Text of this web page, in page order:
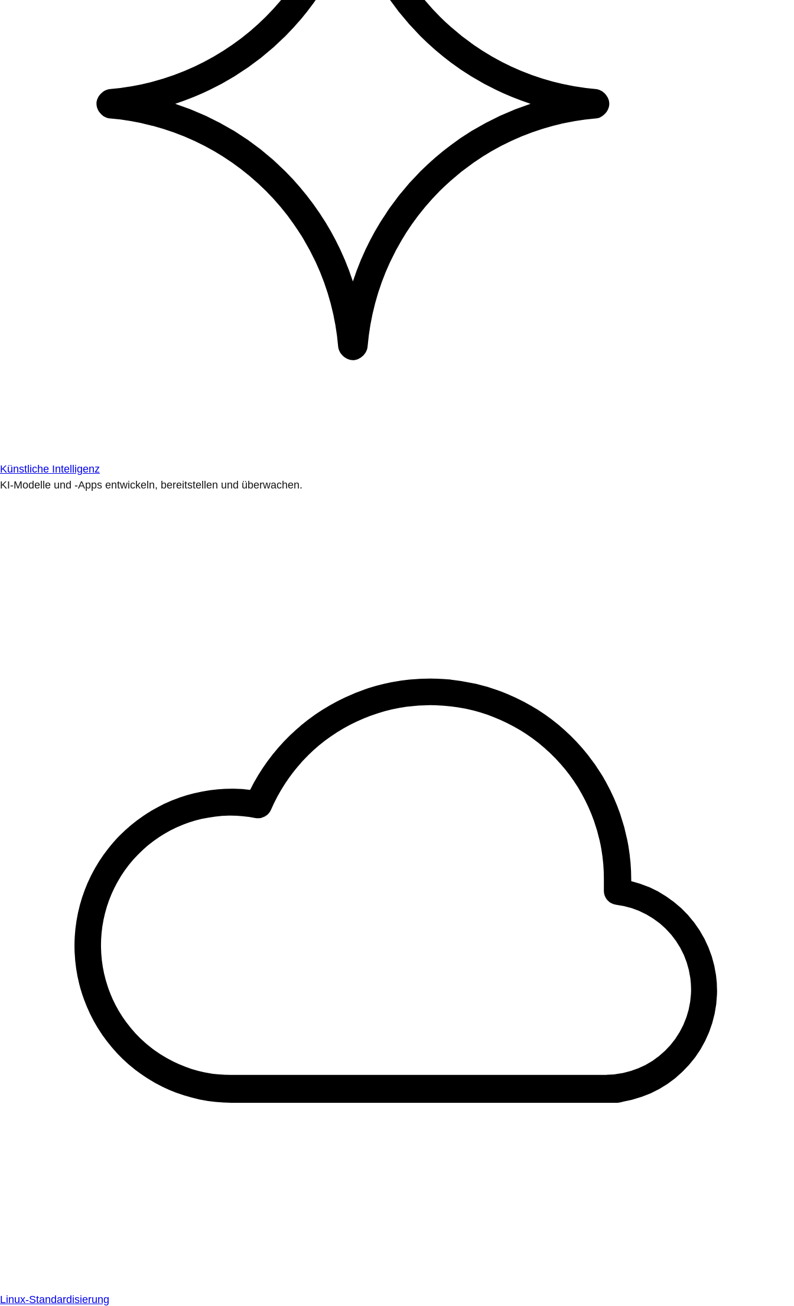
Künstliche Intelligenz
KI-Modelle und -Apps entwickeln, bereitstellen und überwachen.
Linux-Standardisierung